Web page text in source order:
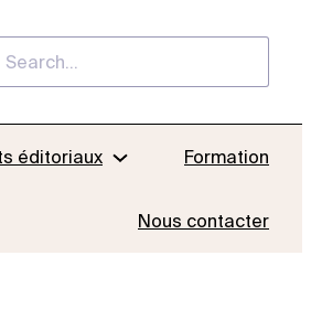
éditoriaux Formation
Nous contacter